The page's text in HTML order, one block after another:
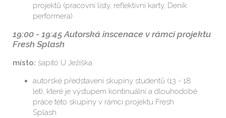
projektů (pracovní listy, reflektivní karty, Deník
performera)
19:00 - 19:45 Autorská inscenace v rámci projektu
Fresh Splash
místo: šapitó U Ježíška
autorské představení skupiny studentů (13 - 18
let), které je výstupem kontinuální a dlouhodobé
práce této skupiny v rámci projektu Fresh
Splash